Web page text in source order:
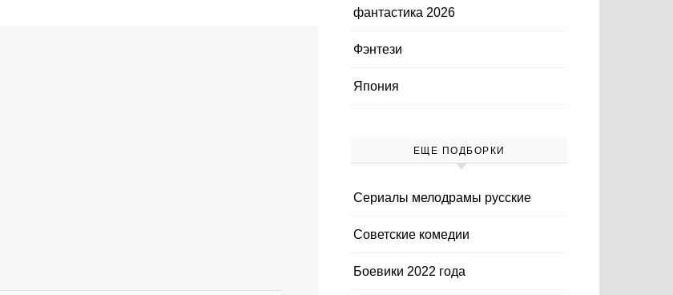
фантастика 2026
Фэнтези
Япония
ЕЩЕ ПОДБОРКИ
Cериалы мелодрамы русские
Cоветские комедии
Боевики 2022 года